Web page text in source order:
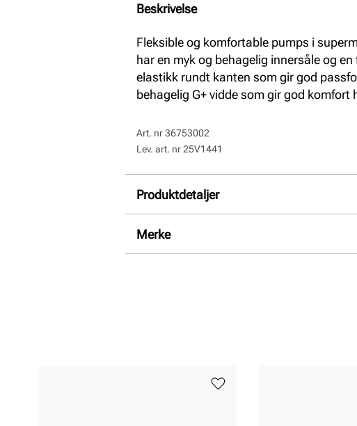
Beskrivelse
Fleksible og komfortable pumps i
har en myk og behagelig innersåle og
elastikk rundt kanten som gir god
behagelig G+ vidde som gir god komfort
Art. nr36753002
Lev. art. nr25V1441
Produktdetaljer
Overdel:
Merke